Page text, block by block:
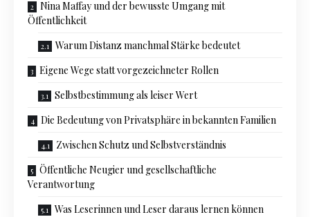
Nina Maffay und der bewusste Umgang mit
Öffentlichkeit
Warum Distanz manchmal Stärke bedeutet
Eigene Wege statt vorgezeichneter Rollen
Selbstbestimmung als leiser Wert
Die Bedeutung von Privatsphäre in bekannten Familien
Zwischen Schutz und Selbstverständnis
Öffentliche Neugier und gesellschaftliche
Verantwortung
Was Leserinnen und Leser daraus lernen können